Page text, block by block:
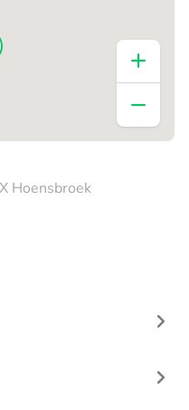
Hoensbroek